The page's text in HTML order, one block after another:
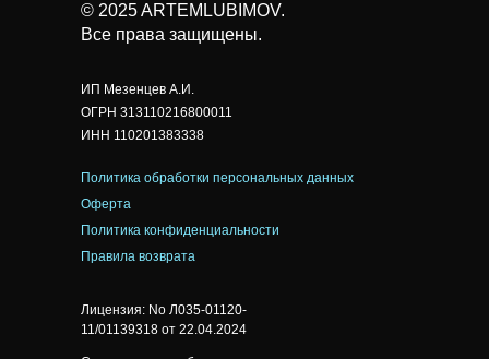
© 2025 ARTEMLUBIMOV.
Все права защищены.
ИП Мезенцев А.И.
ИНН 110201383338
ОГРН 313110216800011
Политика конфиденциальности
Оферта
Политика обработки персональных данных
Правила возврата
Лицензия: No Л035-01120-
11/01139318 от 22.04.2024